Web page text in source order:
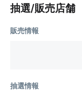
抽選/販売店舗
販売情報
抽選情報